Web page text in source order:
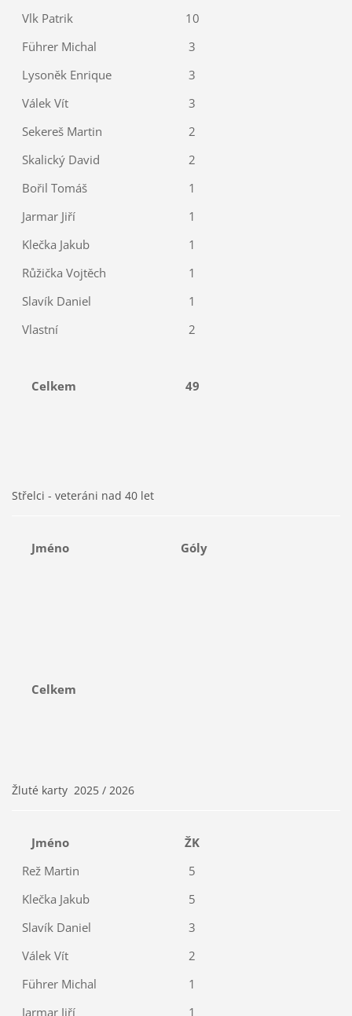
Vlk Patrik
10
Führer Michal
3
Lysoněk Enrique
3
Válek Vít
3
Sekereš Martin
2
Skalický David
2
Bořil Tomáš
1
Jarmar Jiří
1
Klečka Jakub
1
Růžička Vojtěch
1
Slavík Daniel
1
Vlastní
2
Celkem 49
Střelci - veteráni nad 40 let
Jméno Góly
Celkem
Žluté karty 2025 / 2026
Jméno
ŽK
Rež Martin
5
Klečka Jakub
5
Slavík Daniel
3
Válek Vít
2
Führer Michal
1
Jarmar Jiří
1